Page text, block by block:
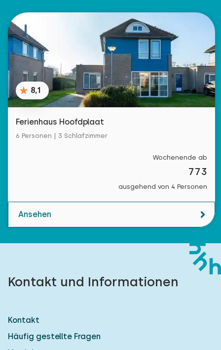
8,1
Ferienhaus Hoofdplaat
6 Personen | 3 Schlafzimmer
Wochenende ab
773
ausgehend von 4 Personen
Ansehen
Kontakt und Informationen
Kontakt
Häufig gestellte Fragen